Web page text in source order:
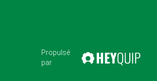
Propulsé
par